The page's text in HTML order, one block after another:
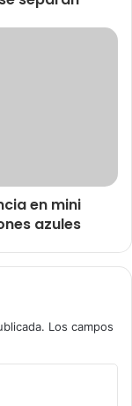
en mini
azules
Los campos